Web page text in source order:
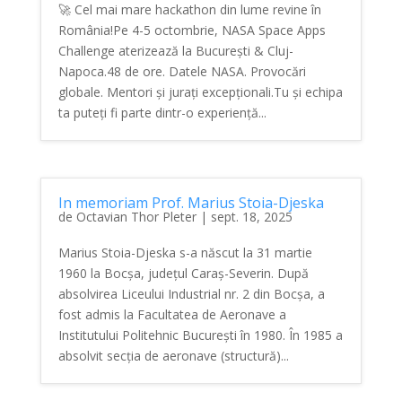
🚀 Cel mai mare hackathon din lume revine în
România!Pe 4-5 octombrie, NASA Space Apps
Challenge aterizează la București & Cluj-
Napoca.48 de ore. Datele NASA. Provocări
globale. Mentori și jurați excepționali.Tu și echipa
ta puteți fi parte dintr-o experiență...
In memoriam Prof. Marius Stoia-Djeska
de Octavian Thor Pleter| sept. 18, 2025
Marius Stoia-Djeska s-a născut la 31 martie
1960 la Bocșa, județul Caraș-Severin. După
absolvirea Liceului Industrial nr. 2 din Bocșa, a
fost admis la Facultatea de Aeronave a
Institutului Politehnic București în 1980. În 1985 a
absolvit secția de aeronave (structură)...